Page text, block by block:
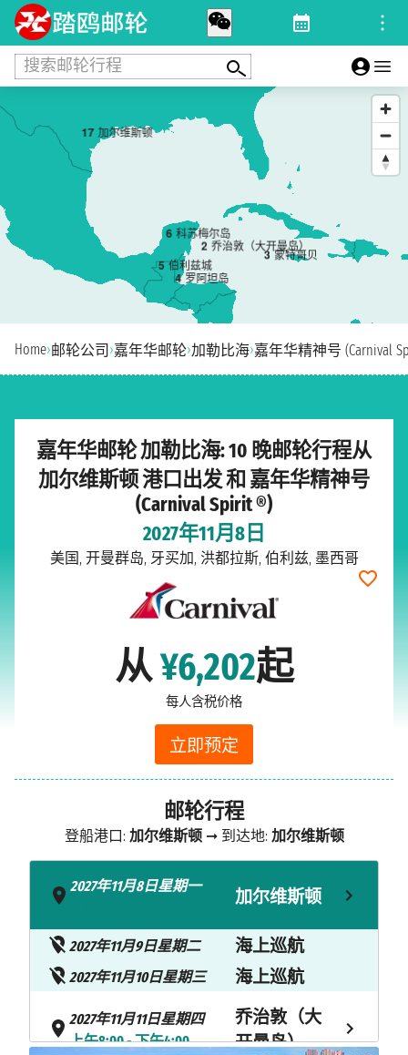
搜索邮轮行程
17 加尔维斯顿
2 乔治敦（大开曼岛）
3 蒙特哥贝
4 罗阿坦岛
5 伯利兹城
6 科苏梅尔岛
Home›邮轮公司 ›嘉年华邮轮›加勒比海›嘉年华精神号 (Carnival
嘉年华邮轮 加勒比海: 10 晚邮轮行程从
加尔维斯顿 港口出发 和 嘉年华精神号
(Carnival Spirit ®)
2027年11月8日
美国, 开曼群岛, 牙买加, 洪都拉斯, 伯利兹, 墨西哥
从¥6,202起
每人含税价格
立即预定
邮轮行程
登船港口: 加尔维斯顿➞ 到达地: 加尔维斯顿
2027年11月8日星期一
加尔维斯顿
2027年11月9日星期二 海上巡航
2027年11月10日星期三 海上巡航
2027年11月11日星期四
上午8:00 - 下午4:00
乔治敦（大
开曼岛）